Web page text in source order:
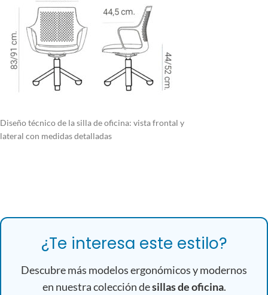
Diseño técnico de la silla de oficina: vista frontal y
lateral con medidas detalladas
¿Te interesa este estilo?
Descubre más modelos ergonómicos y modernos
en nuestra colección desillas de oficina.